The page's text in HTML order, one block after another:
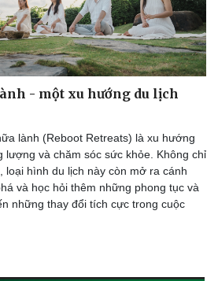
Đời sống
Nhà đẹp
Blog
Tình yêu - Gia đình
- một xu hướng du lịch
lành (Reboot Retreats) là xu hướng
lượng và chăm sóc sức khỏe. Không chỉ
loại hình du lịch này còn mở ra cánh
và học hỏi thêm những phong tục và
những thay đổi tích cực trong cuộc